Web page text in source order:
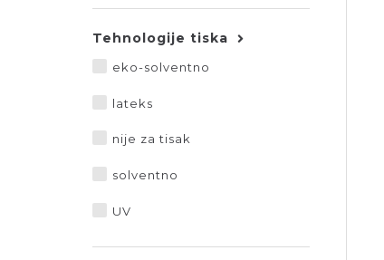
Tehnologije tiska
eko-solventno
lateks
nije za tisak
solventno
UV